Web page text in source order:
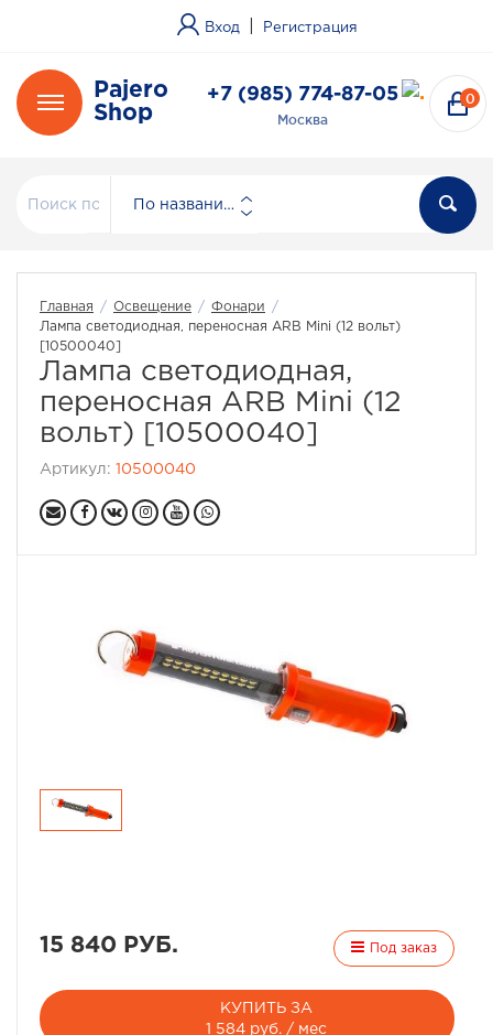
Вход Регистрация
Pajero
Shop
+7 (985) 774-87-05
Москва
0
По названию
Главная / Освещение / Фонари
/
Лампа светодиодная, переносная ARB Mini (12 вольт)
[10500040]
Лампа светодиодная,
переносная ARB Mini (12
вольт) [10500040]
Артикул: 10500040
15 840 РУБ. Под заказ
КУПИТЬ ЗА
1 584 руб. / мес